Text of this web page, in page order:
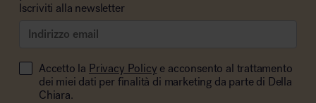
Iscriviti alla newsletter
Accetto la Privacy Policy e acconsento al trattamento
dei miei dati per finalità di marketing da parte di Della
Chiara.